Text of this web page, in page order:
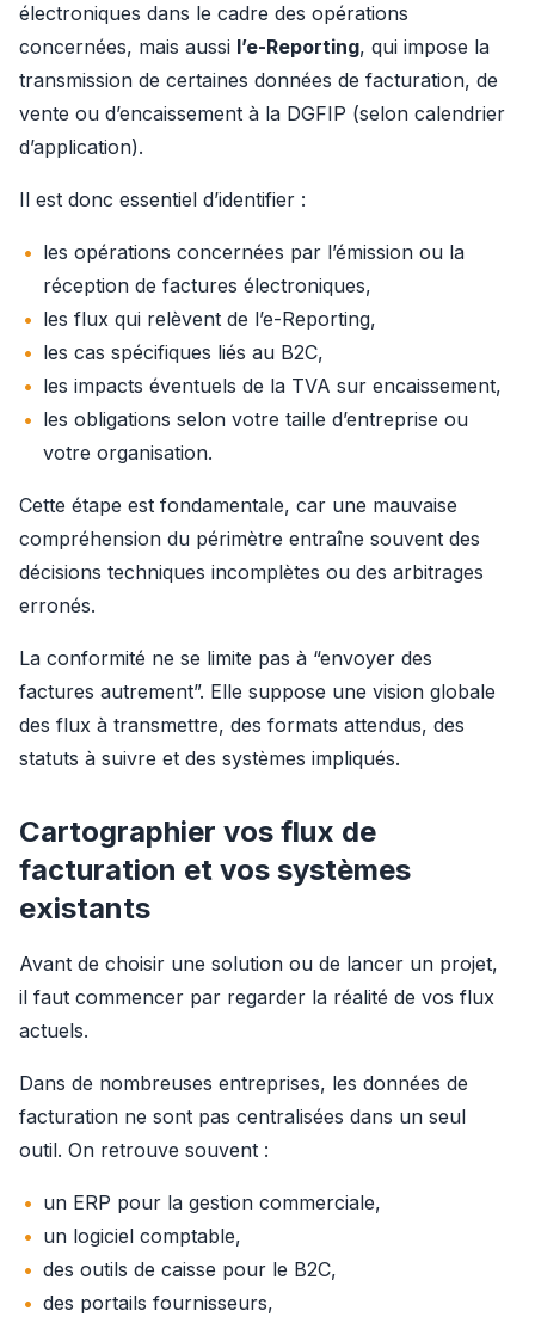
électroniques dans le cadre des opérations
concernées, mais aussi l’e-Reporting, qui impose la
transmission de certaines données de facturation, de
vente ou d’encaissement à la DGFIP (selon calendrier
d’application).
Il est donc essentiel d’identifier :
les opérations concernées par l’émission ou la
réception de factures électroniques,
les flux qui relèvent de l’e-Reporting,
les cas spécifiques liés au B2C,
les impacts éventuels de la TVA sur encaissement,
les obligations selon votre taille d’entreprise ou
votre organisation.
Cette étape est fondamentale, car une mauvaise
compréhension du périmètre entraîne souvent des
décisions techniques incomplètes ou des arbitrages
erronés.
La conformité ne se limite pas à “envoyer des
factures autrement”. Elle suppose une vision globale
des flux à transmettre, des formats attendus, des
statuts à suivre et des systèmes impliqués.
Cartographier vos flux de
facturation et vos systèmes
existants
Avant de choisir une solution ou de lancer un projet,
il faut commencer par regarder la réalité de vos flux
actuels.
Dans de nombreuses entreprises, les données de
facturation ne sont pas centralisées dans un seul
outil. On retrouve souvent :
un ERP pour la gestion commerciale,
un logiciel comptable,
des outils de caisse pour le B2C,
des portails fournisseurs,